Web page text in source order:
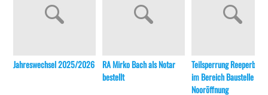
Jahreswechsel 2025/2026
RA Mirko Bach als Notar
bestellt
Teilsperrung Reeperbahn
im Bereich Baustelle
Nooröffnung